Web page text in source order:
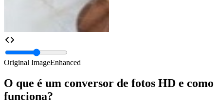
Original ImageEnhanced
O que é um conversor de fotos HD e como
funciona?